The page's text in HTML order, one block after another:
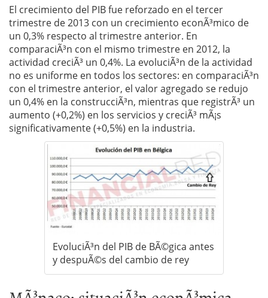
El crecimiento del PIB fue reforzado en el tercer
trimestre de 2013 con un crecimiento econÃ³mico de
un 0,3% respecto al trimestre anterior. En
comparaciÃ³n con el mismo trimestre en 2012, la
actividad creciÃ³ un 0,4%. La evoluciÃ³n de la actividad
no es uniforme en todos los sectores: en comparaciÃ³n
con el trimestre anterior, el valor agregado se redujo
un 0,4% en la construcciÃ³n, mientras que registrÃ³ un
aumento (+0,2%) en los servicios y creciÃ³ mÃ¡s
significativamente (+0,5%) en la industria.
EvoluciÃ³n del PIB de BÃ©gica antes
y despuÃ©s del cambio de rey